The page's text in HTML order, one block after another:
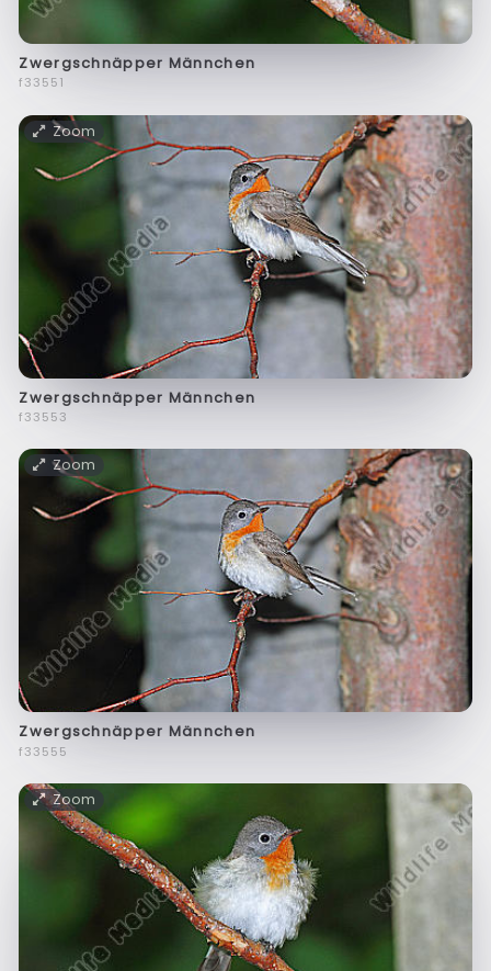
Zwergschnäpper Männchen
f33551
Zoom
Zwergschnäpper Männchen
f33553
Zoom
Zwergschnäpper Männchen
f33555
Zoom